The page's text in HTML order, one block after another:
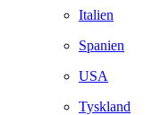
Italien
Spanien
USA
Tyskland